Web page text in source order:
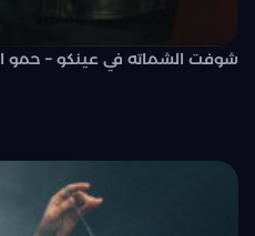
شوفت الشماته في عينكو – حمو